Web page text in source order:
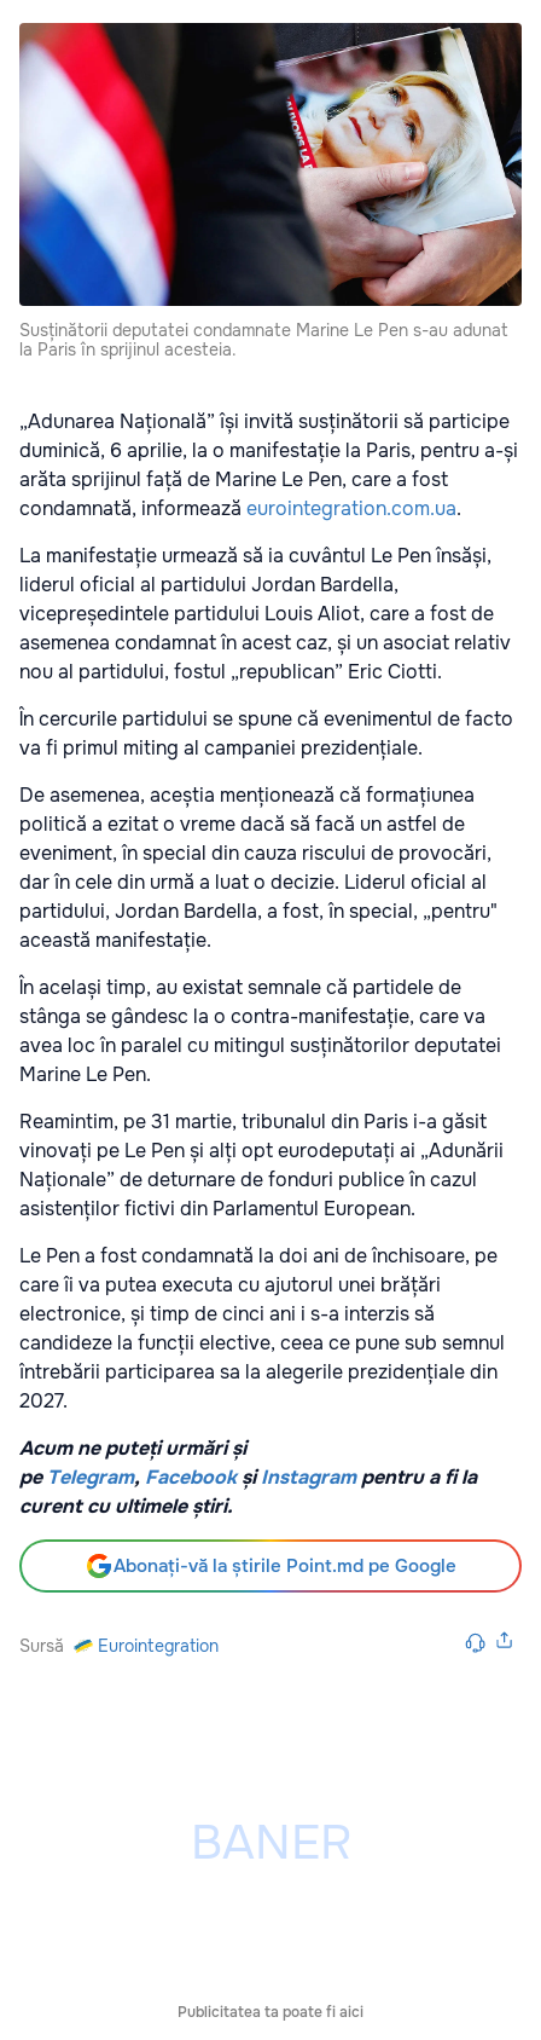
Susținătorii deputatei condamnate Marine Le Pen s-au adunat
la Paris în sprijinul acesteia.
„Adunarea Națională” își invită susținătorii să participe
duminică, 6 aprilie, la o manifestație la Paris, pentru a-și
arăta sprijinul față de Marine Le Pen, care a fost
condamnată, informează eurointegration.com.ua.
La manifestație urmează să ia cuvântul Le Pen însăși,
liderul oficial al partidului Jordan Bardella,
vicepreședintele partidului Louis Aliot, care a fost de
asemenea condamnat în acest caz, și un asociat relativ
nou al partidului, fostul „republican” Eric Ciotti.
În cercurile partidului se spune că evenimentul de facto
va fi primul miting al campaniei prezidențiale.
De asemenea, aceștia menționează că formațiunea
politică a ezitat o vreme dacă să facă un astfel de
eveniment, în special din cauza riscului de provocări,
dar în cele din urmă a luat o decizie. Liderul oficial al
partidului, Jordan Bardella, a fost, în special, „pentru"
această manifestație.
În același timp, au existat semnale că partidele de
stânga se gândesc la o contra-manifestație, care va
avea loc în paralel cu mitingul susținătorilor deputatei
Marine Le Pen.
Reamintim, pe 31 martie, tribunalul din Paris i-a găsit
vinovați pe Le Pen și alți opt eurodeputați ai „Adunării
Naționale” de deturnare de fonduri publice în cazul
asistenților fictivi din Parlamentul European.
Le Pen a fost condamnată la doi ani de închisoare, pe
care îi va putea executa cu ajutorul unei brățări
electronice, și timp de cinci ani i s-a interzis să
candideze la funcții elective, ceea ce pune sub semnul
întrebării participarea sa la alegerile prezidențiale din
2027.
Acum ne puteți urmări și
pe Telegram, FacebookșiInstagrampentru a fi la
curent cu ultimele știri.
Abonați-vă la știrile Point.md pe Google
Sursă Eurointegration
Publicitatea ta poate fi aici